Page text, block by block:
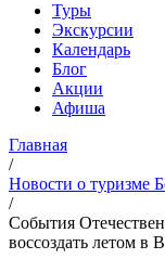
Туры
Экскурсии
Календарь
Блог
Акции
Афиша
Главная
/
Новости о туризме
/
События
воссоздать летом в